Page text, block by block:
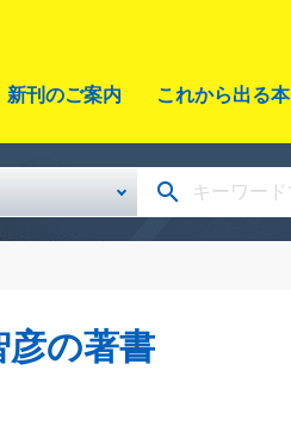
新刊のご案内 これから出る本
彦の著書